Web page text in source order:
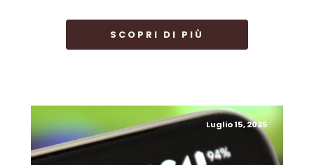
SCOPRI DI PIÙ
Luglio 15, 2025